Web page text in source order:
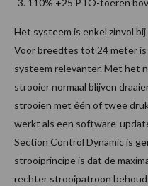
Het systeem is enkel zinvol
Voor breedtes tot 24 meter
systeem relevanter. Met het
strooier normaal blijven
strooien met één of twee
werkt als een software-
Section Control Dynamic is
strooiprincipe is dat de
rechter strooipatroon